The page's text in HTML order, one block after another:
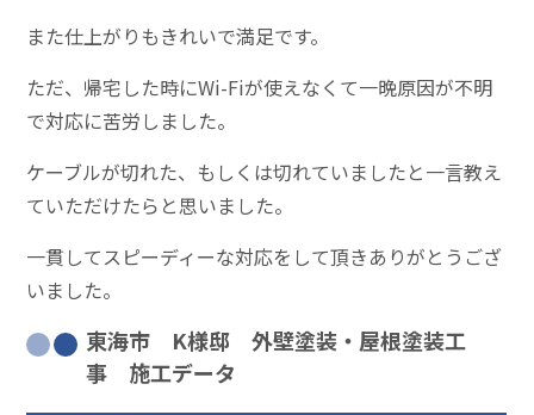
また仕上がりもきれいで満足です。
ただ、帰宅した時にWi-Fiが使えなくて一晩原因が不明
で対応に苦労しました。
ケーブルが切れた、もしくは切れていましたと一言教え
ていただけたらと思いました。
一貫してスピーディーな対応をして頂きありがとうござ
いました。
東海市 K様邸 外壁塗装・屋根塗装工
事 施工データ